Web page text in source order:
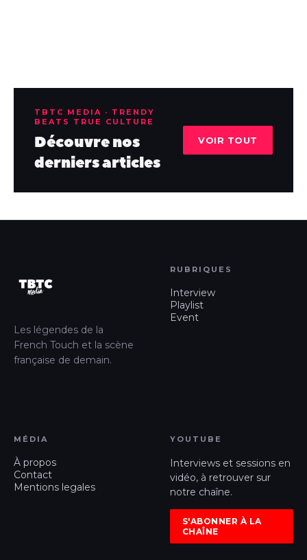
TBTC MEDIA · TRENDY
BEATS TRUE CULTURE
Découvre nos
derniers articles
VOIR TOUT
Les légendes de la
French Touch et la scène
française de demain.
RUBRIQUES
Interview
Playlist
Event
MÉDIA
À propos
Contact
Mentions legales
YOUTUBE
Interviews et sessions en
vidéo, à retrouver sur
notre chaîne.
S'ABONNER À LA
CHAÎNE